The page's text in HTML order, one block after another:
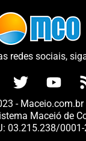
redes sociais,
- Maceio.com.br
Maceió de
03.215.238/